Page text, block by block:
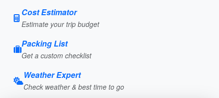
Cost Estimator
Estimate your trip budget
Packing List
Get a custom checklist
Weather Expert
Check weather & best time to go